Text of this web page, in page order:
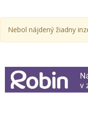
Nebol nájdený žiadny